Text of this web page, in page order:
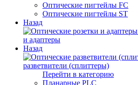
Оптические пигтейлы FC
Оптические пигтейлы ST
Назад
и адаптеры
Назад
разветвители (сплиттеры)
Перейти в категорию
Планарные PLC